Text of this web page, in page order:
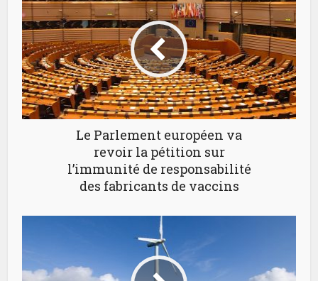
Le Parlement européen va
revoir la pétition sur
l’immunité de responsabilité
des fabricants de vaccins